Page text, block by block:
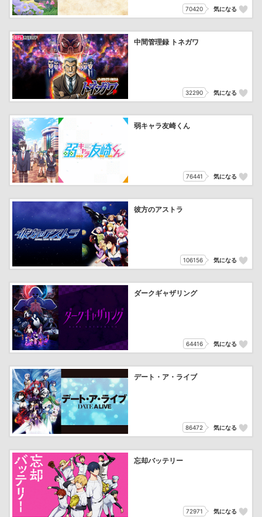
70420 気になる
中間管理録 トネガワ
32290 気になる
弱キャラ友崎くん
76441 気になる
彼方のアストラ
106156 気になる
ダークギャザリング
64416 気になる
デート・ア・ライブ
86472 気になる
忘却バッテリー
72971 気になる